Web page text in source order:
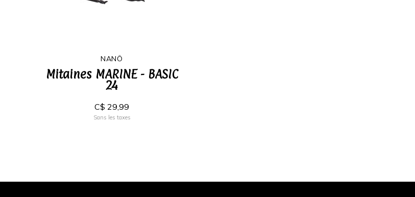
NANÖ
Mitaines MARINE - BASIC
24
C$ 29,99
Sans les taxes